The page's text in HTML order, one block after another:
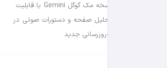
نسخه مک گوگل Gemini با قابلیت
تحلیل صفحه و دستورات صوتی در
به‌روزرسانی جدید